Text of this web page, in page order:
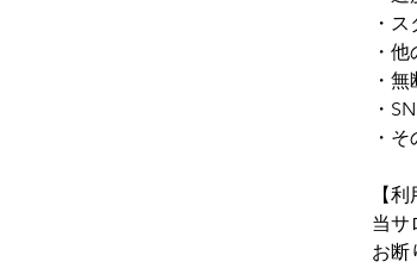
・
・
・
・
・
【
当サ
お断